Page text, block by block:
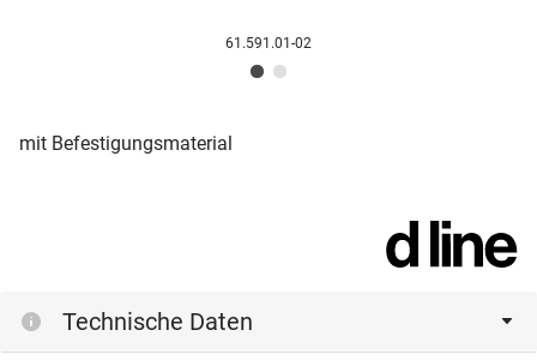
61.591.01-02
mit Befestigungsmaterial
Technische Daten